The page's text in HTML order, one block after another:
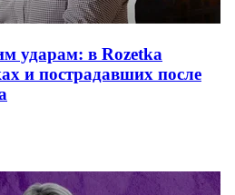
ударам: в Rozetka
и пострадавших после